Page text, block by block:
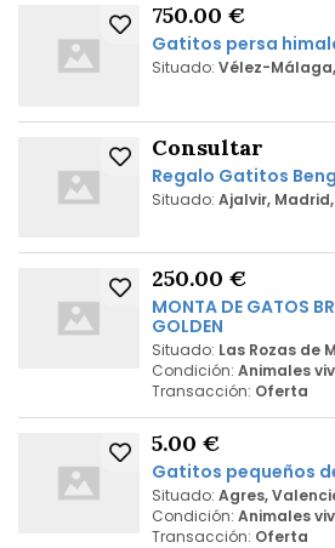
750.00 €
Gatitos persa
Situado: Vélez-
Consultar
Regalo Gatitos
Situado: Ajalvir, Madrid,
250.00 €
MONTA DE GATOS
GOLDEN
Situado: Las Rozas de
Condición: Animales
Transacción: Oferta
5.00 €
Gatitos pequeños
Situado: Agres,
Condición: Animales
Transacción: Oferta